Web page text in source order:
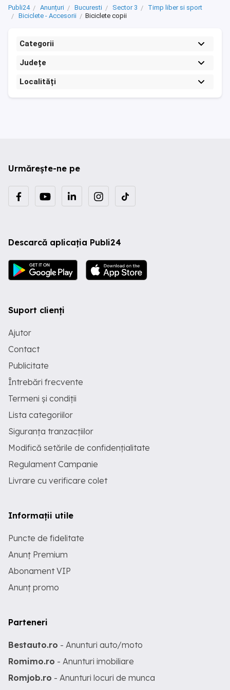
Publi24 Anunțuri Bucuresti Sector 3
Timp liber si sport
Biciclete - Accesorii
Biciclete copii
Categorii
Județe
Localități
Urmărește-ne pe
Descarcă aplicația Publi24
Suport clienți
Ajutor
Contact
Publicitate
Întrebări frecvente
Termeni și condiții
Lista categoriilor
Siguranța tranzacțiilor
Modifică setările de confidențialitate
Regulament Campanie
Livrare cu verificare colet
Informații utile
Puncte de fidelitate
Anunț Premium
Abonament VIP
Anunț promo
Parteneri
Bestauto.ro - Anunturi auto/moto
Romimo.ro - Anunturi imobiliare
Romjob.ro - Anunturi locuri de munca